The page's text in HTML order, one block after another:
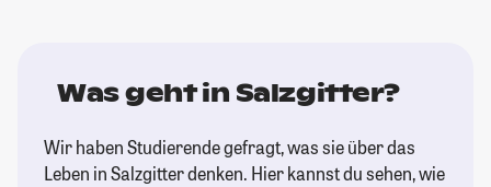
Was geht in Salzgitter?
Wir haben Studierende gefragt, was sie über das
Leben in Salzgitter denken. Hier kannst du sehen, wie